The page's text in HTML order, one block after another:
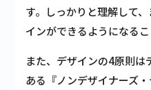
す。しっかりと理解して
インができるようになる
また、デザインの4原則は
ある『ノンデザイナーズ